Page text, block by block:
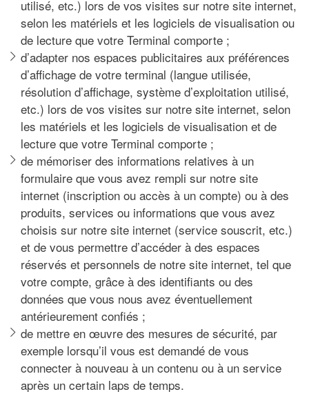
utilisé, etc.) lors de vos visites sur notre site internet,
selon les matériels et les logiciels de visualisation ou
de lecture que votre Terminal comporte ;
d’adapter nos espaces publicitaires aux préférences
d’affichage de votre terminal (langue utilisée,
résolution d’affichage, système d’exploitation utilisé,
etc.) lors de vos visites sur notre site internet, selon
les matériels et les logiciels de visualisation et de
lecture que votre Terminal comporte ;
de mémoriser des informations relatives à un
formulaire que vous avez rempli sur notre site
internet (inscription ou accès à un compte) ou à des
produits, services ou informations que vous avez
choisis sur notre site internet (service souscrit, etc.)
et de vous permettre d’accéder à des espaces
réservés et personnels de notre site internet, tel que
votre compte, grâce à des identifiants ou des
données que vous nous avez éventuellement
antérieurement confiés ;
de mettre en œuvre des mesures de sécurité, par
exemple lorsqu’il vous est demandé de vous
connecter à nouveau à un contenu ou à un service
après un certain laps de temps.